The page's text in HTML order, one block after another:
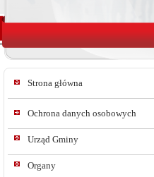
Strona główna
Ochrona danych osobowych
Urząd Gminy
Organy